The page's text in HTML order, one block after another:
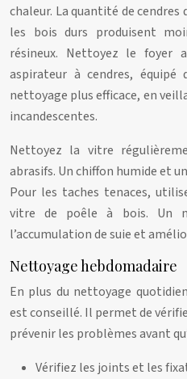
chaleur. La quantité de cendres
les bois durs produisent
résineux. Nettoyez le foyer
aspirateur à cendres, équipé
nettoyage plus efficace, en
incandescentes.
Nettoyez la vitre
abrasifs. Un chiffon humide et
Pour les taches tenaces,
vitre de poêle à bois. Un
l’accumulation de suie et
Nettoyage hebdomadaire
En plus du nettoyage
est conseillé. Il permet de
prévenir les problèmes avant
Vérifiez les joints et les